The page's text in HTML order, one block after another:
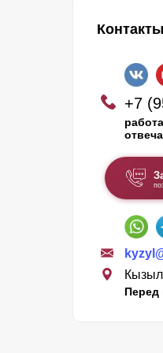
Контакты
+7
Перед